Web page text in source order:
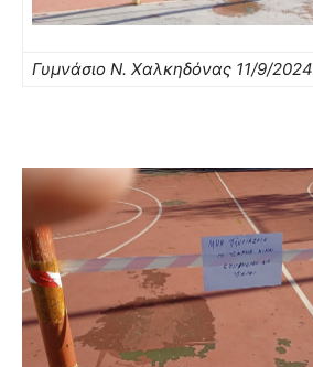
Γυμνάσιο Ν. Χαλκηδόνας 11/9/2024